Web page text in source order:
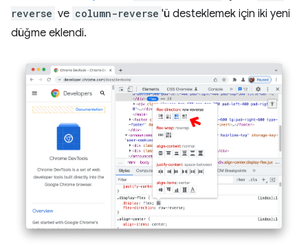
reverse ve column-reverse 'ü desteklemek için iki yeni
düğme eklendi.